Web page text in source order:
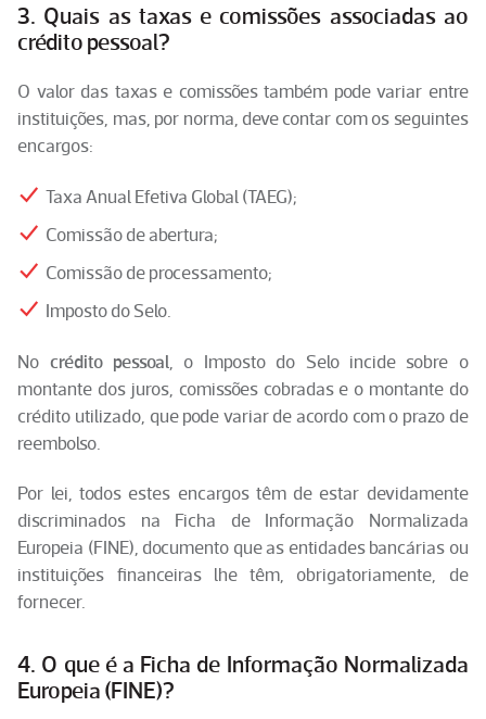
3. Quais as taxas e comissões associadas ao
crédito pessoal?
O valor das taxas e comissões também pode variar entre
instituições, mas, por norma, deve contar com os seguintes
encargos:
Taxa Anual Efetiva Global (TAEG);
Comissão de abertura;
Comissão de processamento;
Imposto do Selo.
No crédito pessoal , o Imposto do Selo incide sobre o
montante dos juros, comissões cobradas e o montante do
crédito utilizado, que pode variar de acordo com o prazo de
reembolso.
Por lei, todos estes encargos têm de estar devidamente
discriminados na Ficha de Informação Normalizada
Europeia (FINE), documento que as entidades bancárias ou
instituições financeiras lhe têm, obrigatoriamente, de
fornecer.
4. O que é a Ficha de Informação Normalizada
Europeia (FINE)?